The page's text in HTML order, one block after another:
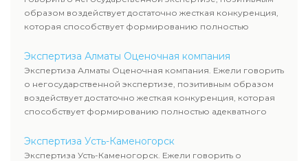
образом воздействует достаточно жесткая конкуренция,
которая способствует формированию полностью
Экспертиза Алматы Оценочная компания
Экспертиза Алматы Оценочная компания. Ежели говорить
о негосударственной экспертизе, позитивным образом
воздействует достаточно жесткая конкуренция, которая
способствует формированию полностью адекватного
Экспертиза Усть-Каменогорск
Экспертиза Усть-Каменогорск. Ежели говорить о